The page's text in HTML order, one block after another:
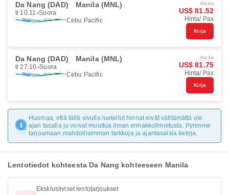
Da Nang (DAD) Manila (MNL)
ti 10.11. Suora
Cebu Pacific
Aloita
US$ 81.52
Hinta/ Pax
Kirja
Da Nang (DAD) Manila (MNL)
ti 27.10. Suora
Cebu Pacific
Aloita
US$ 81.75
Hinta/ Pax
Kirja
Huomaa, että tällä sivulla luetellut hinnat eivät välttämättä ole
ajan tasalla ja voivat muuttua ilman ennakkoilmoitusta. Pyrimme
tarjoamaan mahdollisimman tarkkoja ja ajantasaisia tietoja.
Lentotiedot kohteesta Da Nang kohteeseen Manila
Eksklusiiviset lentotarjoukset